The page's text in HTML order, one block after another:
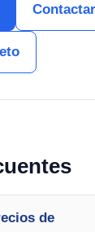
de